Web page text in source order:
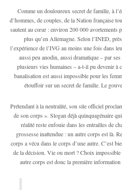
Comme un douloureux secret de famille, à
d’hommes, de couples, de la Nation française
sautent au cœur : environ 200 000
plus qu’en Allemagne. Selon l’INED,
l’expérience de l’IVG au moins une fois dans
aussi peu anodin, aussi dramatique – par
plusieurs vies humaines – a-t-il pu devenir à
banalisation est aussi impossible pour les
étouffoir sur un secret de famille. Le
Prétendant à la neutralité, son site officiel
de son corps ». Slogan déjà quinquagénaire
réalité reste enfouie dans les entrailles de
grossesse inattendue : un autre corps est là.
corps a vécu dans le corps d’une autre. C’est
de la décision. Vie ou mort ? Choix impossible
autre corps est donc la première